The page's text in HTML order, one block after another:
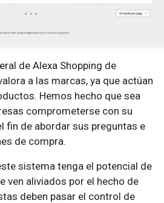
de Alexa Shopping de
a las marcas, ya que actúan
Hemos hecho que sea
comprometerse con su
fin de abordar sus preguntas e
de compra.
sistema tenga el potencial de
ven aliviados por el hecho de
deben pasar el control de